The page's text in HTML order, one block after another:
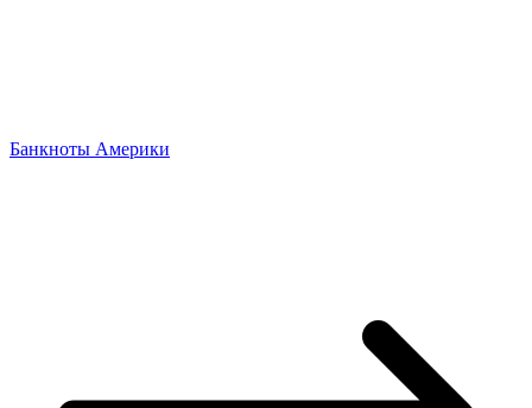
Банкноты Америки